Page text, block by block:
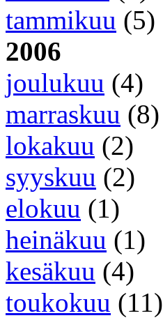
tammikuu (5)
2006
joulukuu (4)
marraskuu (8)
lokakuu (2)
syyskuu (2)
elokuu (1)
heinäkuu (1)
kesäkuu (4)
toukokuu (11)